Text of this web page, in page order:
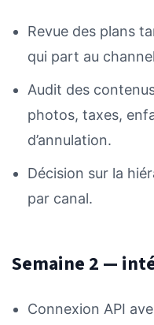
Revue des plans
qui part au
Audit des
photos, taxes,
d’annulation.
Décision sur la
par canal.
Semaine 2 —
Connexion API